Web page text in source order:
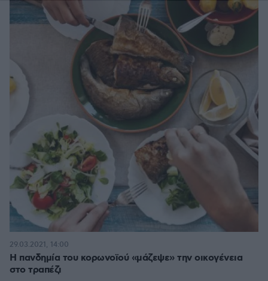
Η πανδημία του κορωνοϊού «μάζεψε» την οικογένεια
στο τραπέζι
29.03.2021, 14:00